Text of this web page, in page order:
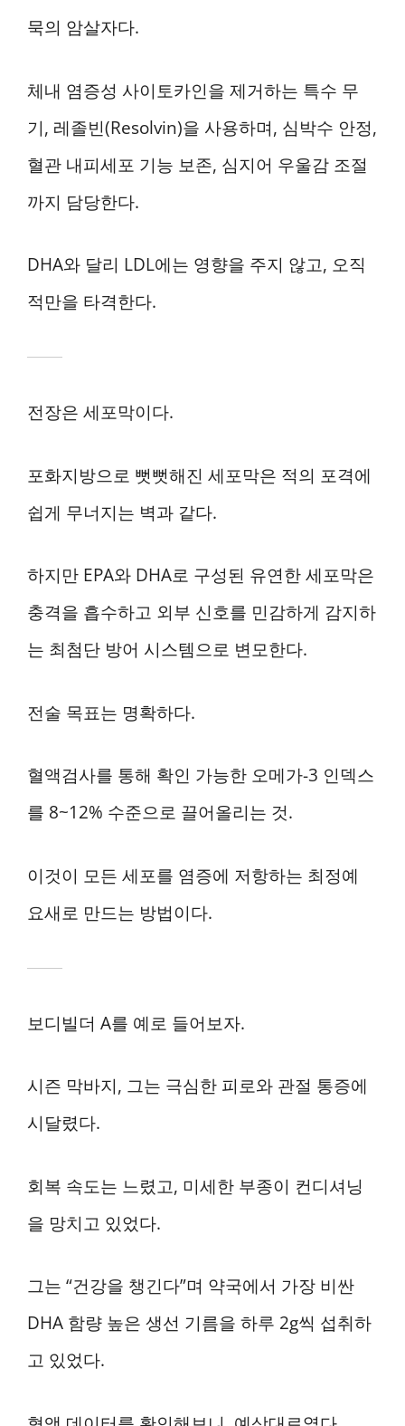
묵의 암살자다.
체내 염증성 사이토카인을 제거하는 특수 무
기, 레졸빈(Resolvin)을 사용하며, 심박수 안정,
혈관 내피세포 기능 보존, 심지어 우울감 조절
까지 담당한다.
DHA와 달리 LDL에는 영향을 주지 않고, 오직
적만을 타격한다.
전장은 세포막이다.
포화지방으로 뻣뻣해진 세포막은 적의 포격에
쉽게 무너지는 벽과 같다.
하지만 EPA와 DHA로 구성된 유연한 세포막은
충격을 흡수하고 외부 신호를 민감하게 감지하
는 최첨단 방어 시스템으로 변모한다.
전술 목표는 명확하다.
혈액검사를 통해 확인 가능한 오메가-3 인덱스
를 8~12% 수준으로 끌어올리는 것.
이것이 모든 세포를 염증에 저항하는 최정예
요새로 만드는 방법이다.
보디빌더 A를 예로 들어보자.
시즌 막바지, 그는 극심한 피로와 관절 통증에
시달렸다.
회복 속도는 느렸고, 미세한 부종이 컨디셔닝
을 망치고 있었다.
그는 “건강을 챙긴다”며 약국에서 가장 비싼
DHA 함량 높은 생선 기름을 하루 2g씩 섭취하
고 있었다.